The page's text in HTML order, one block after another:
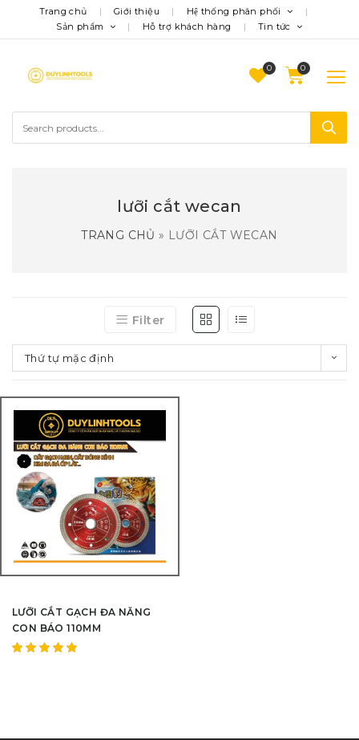
Trang chủ Giới thiệu
Hệ thống phân phối
Sản phẩm
Hỗ trợ khách hàng Tin tức
0
lưỡi cắt wecan
TRANG CHỦ » LƯỠI CẮT WECAN
Filter
Thứ tự mặc định
LƯỠI CẮT GẠCH ĐA NĂNG
CON BÁO 110MM